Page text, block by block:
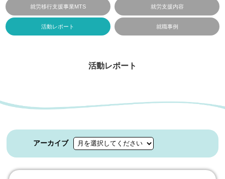
就労移行支援事業MTS 就労支援内容
活動レポート 就職事例
活動レポート
アーカイブ